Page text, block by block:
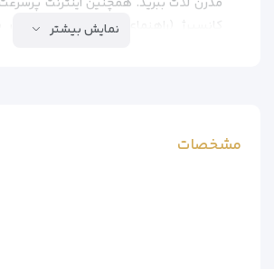
کانسیرژ (راهنمای سفر) و تلویزیون
نمایش بیشتر
مشخصات